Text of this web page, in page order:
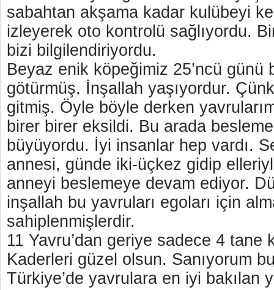
sabahtan akşama kadar kulübeyi
izleyerek oto kontrolü sağlıyordu.
bizi bilgilendiriyordu.
Beyaz enik köpeğimiz 25’ncü günü
götürmüş. İnşallah yaşıyordur.
gitmiş. Öyle böyle derken
birer birer eksildi. Bu arada
büyüyordu. İyi insanlar hep vardı.
annesi, günde iki-üçkez gidip
anneyi beslemeye devam ediyor.
inşallah bu yavruları egoları için
sahiplenmişlerdir.
11 Yavru’dan geriye sadece 4 tane
Kaderleri güzel olsun. Sanıyorum
Türkiye’de yavrulara en iyi bakılan